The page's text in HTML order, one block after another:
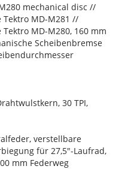
mechanical disc //
Tektro MD-M281 //
MD-M280, 160 mm
Scheibenbremse
30 TPI,
verstellbare
für 27,5"-Laufrad,
mm Federweg